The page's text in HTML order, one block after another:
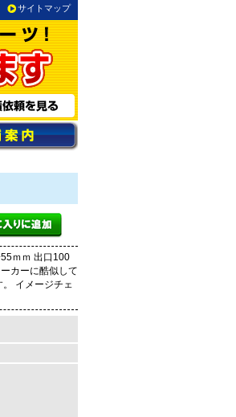
サイトマップ
ｍｍ 出口100
カーに酷似して
イメージチェ